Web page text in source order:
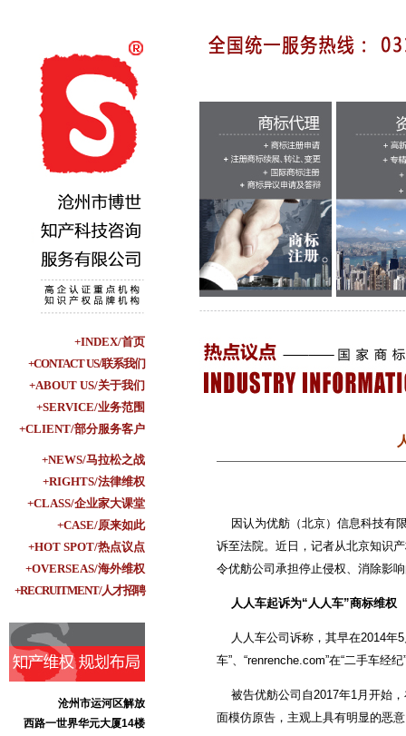
+INDEX/首页
+CONTACT US/联系我们
+ABOUT US/关于我们
+SERVICE/业务范围
+CLIENT/部分服务客户
+NEWS/马拉松之战
+RIGHTS/法律维权
+CLASS/企业家大课堂
+CASE/原来如此
+HOT SPOT/热点议点
+OVERSEAS/海外维权
+RECRUITMENT/人才招聘
沧州市运河区解放
西路一世界华元大厦14楼
因认为优舫（北京）信息科技有限
诉至法院。近日，记者从北京知识
令优舫公司承担停止侵权、消除影
人人车起诉为“人人车”商标维权
人人车公司诉称，其早在2014年5
车”、“renrenche.com”在“二手车经
被告优舫公司自2017年1月开始，
面模仿原告，主观上具有明显的恶